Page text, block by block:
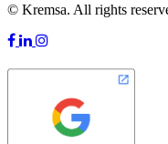
© Kremsa. All rights